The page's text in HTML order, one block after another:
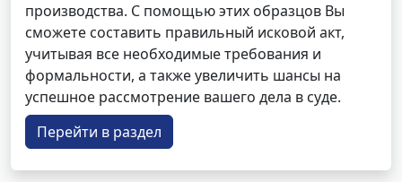
производства. С помощью этих образцов Вы
сможете составить правильный исковой акт,
учитывая все необходимые требования и
формальности, а также увеличить шансы на
успешное рассмотрение вашего дела в суде.
Перейти в раздел